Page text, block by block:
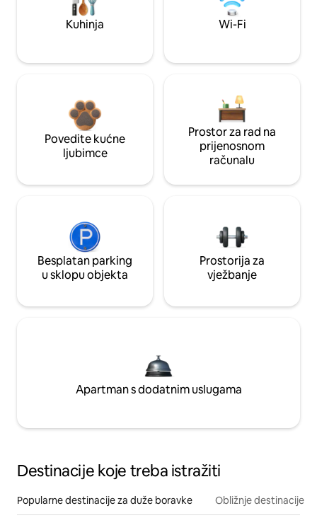
Kuhinja Wi-Fi
Povedite kućne
ljubimce
Prostor za rad na
prijenosnom
računalu
Besplatan parking
u sklopu objekta
Prostorija za
vježbanje
Apartman s dodatnim uslugama
Destinacije koje treba istražiti
Popularne destinacije za duže boravke Obližnje destinacije